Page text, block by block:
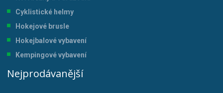
Cyklistické helmy
Hokejové brusle
Hokejbalové vybavení
Kempingové vybavení
Nejprodávanější